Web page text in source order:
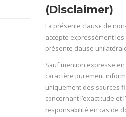
(Disclaimer)
La présente clause de
accepte expressément
présente clause
Sauf mention expresse
caractère purement
uniquement des sources
concernant l’exactitude
responsabilité en cas de